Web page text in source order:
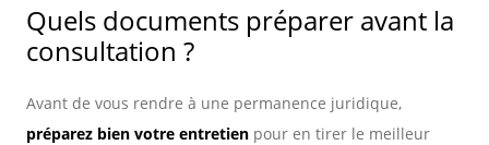
Quels documents préparer avant la
consultation ?
Avant de vous rendre à une permanence juridique,
préparez bien votre entretien pour en tirer le meilleur